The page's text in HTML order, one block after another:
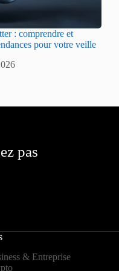
: comprendre et
pour votre veille
pas
& Entreprise